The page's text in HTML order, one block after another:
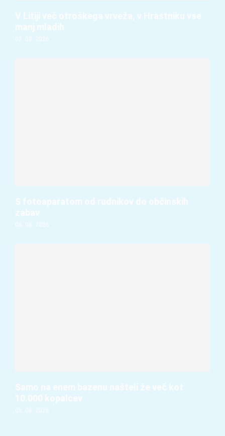
V Litiji več otroškega vrveža, v Hrastniku vse
manj mladih
07. 08. 2026
S fotoaparatom od rudnikov do občinskih
zabav
06. 08. 2026
Samo na enem bazenu našteli že več kot
10.000 kopalcev
06. 08. 2026